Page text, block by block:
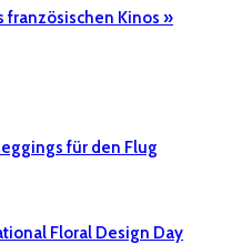
französischen Kinos »
für den Flug
Floral Design Day